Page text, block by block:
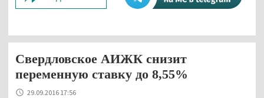
Свердловское АИЖК снизит
переменную ставку до 8,55%
29.09.2016 17:56